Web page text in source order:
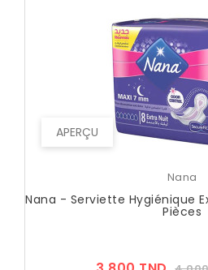
APERÇU
Nana
Nana - Serviette Hygiénique
Pièces